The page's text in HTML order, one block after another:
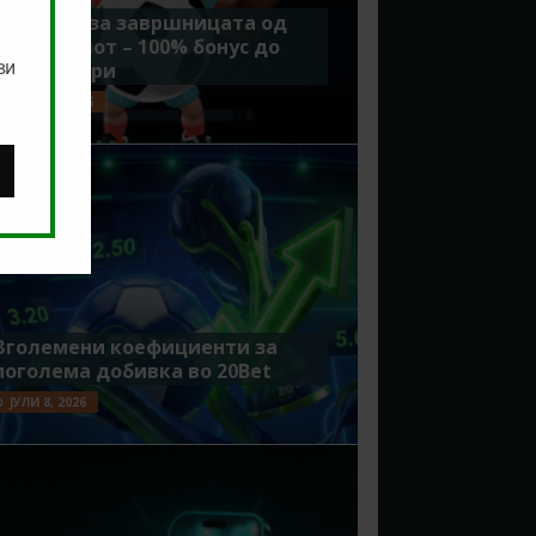
Идеално за завршницата од
Мундијалот – 100% бонус до
денари
ЈУЛИ 15, 2026
коефициенти за
добивка во 20Bet
ЈУЛИ 8, 2026